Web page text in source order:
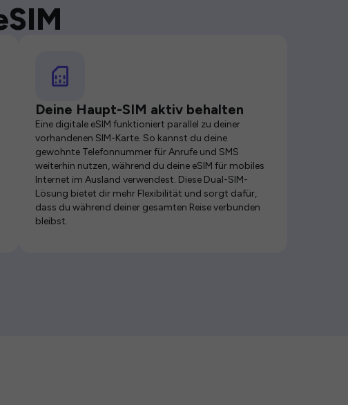
Deine Haupt-SIM aktiv behalten
Eine digitale eSIM funktioniert parallel zu deiner
vorhandenen SIM-Karte. So kannst du deine
gewohnte Telefonnummer für Anrufe und SMS
weiterhin nutzen, während du deine eSIM für mobiles
Internet im Ausland verwendest. Diese Dual-SIM-
Lösung bietet dir mehr Flexibilität und sorgt dafür,
dass du während deiner gesamten Reise verbunden
bleibst.